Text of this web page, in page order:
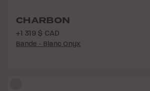
CHARBON
+1 319 $ CAD
Bande - Blanc Onyx